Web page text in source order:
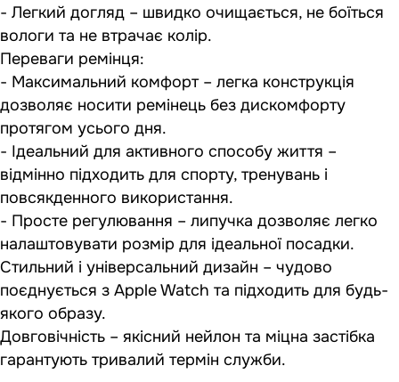
- Легкий догляд – швидко очищається, не боїться
вологи та не втрачає колір.
Переваги ремінця:
- Максимальний комфорт – легка конструкція
дозволяє носити ремінець без дискомфорту
протягом усього дня.
- Ідеальний для активного способу життя –
відмінно підходить для спорту, тренувань і
повсякденного використання.
- Просте регулювання – липучка дозволяє легко
налаштовувати розмір для ідеальної посадки.
Стильний і універсальний дизайн – чудово
поєднується з Apple Watch та підходить для будь-
якого образу.
Довговічність – якісний нейлон та міцна застібка
гарантують тривалий термін служби.